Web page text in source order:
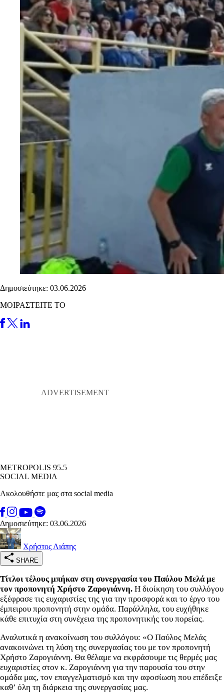
Δημοσιεύτηκε: 03.06.2026
ΜΟΙΡΑΣΤΕΙΤΕ ΤΟ
METROPOLIS 95.5
SOCIAL MEDIA
Ακολουθήστε μας στα social media
Δημοσιεύτηκε: 03.06.2026
Χρήστος Λιάπης
SHARE
Τίτλοι τέλους μπήκαν στη συνεργασία του Παύλου Μελά με
τον προπονητή Χρήστο Ζαρογιάννη. Η διοίκηση του συλλόγου
εξέφρασε τις ευχαριστίες της για την προσφορά και το έργο του
έμπειρου προπονητή στην ομάδα. Παράλληλα, του ευχήθηκε
κάθε επιτυχία στη συνέχεια της προπονητικής του πορείας.
Αναλυτικά η ανακοίνωση του συλλόγου: «Ο Παύλος Μελάς
ανακοινώνει τη λύση της συνεργασίας του με τον προπονητή
Χρήστο Ζαρογιάννη. Θα θέλαμε να εκφράσουμε τις θερμές μας
ευχαριστίες στον κ. Ζαρογιάννη για την παρουσία του στην
ομάδα μας, τον επαγγελματισμό και την αφοσίωση που επέδειξε
καθ’ όλη τη διάρκεια της συνεργασίας μας.